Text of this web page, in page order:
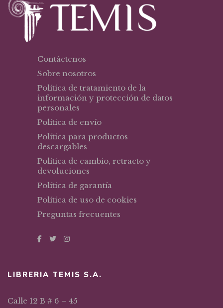
Contáctenos
Sobre nosotros
Política de tratamiento de la
información y protección de datos
personales
Política de envío
Política para productos
descargables
Política de cambio, retracto y
devoluciones
Política de garantía
Política de uso de cookies
Preguntas frecuentes
LIBRERIA TEMIS S.A.
Calle 12 B # 6 – 45